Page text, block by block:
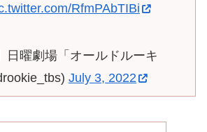
RfmPAbTIBi
曜劇場「オールドルーキ
July 3, 2022